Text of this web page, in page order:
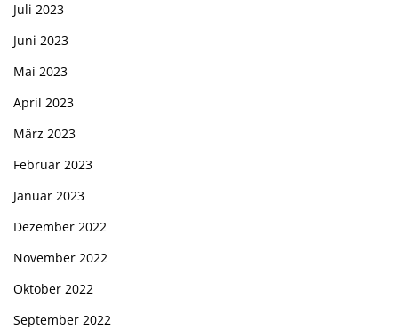
Juli 2023
Juni 2023
Mai 2023
April 2023
März 2023
Februar 2023
Januar 2023
Dezember 2022
November 2022
Oktober 2022
September 2022